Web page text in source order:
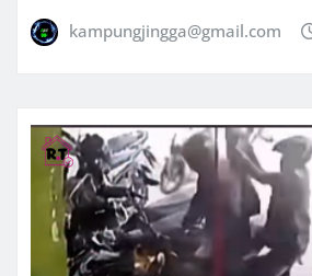
kampungjingga@gmail.com